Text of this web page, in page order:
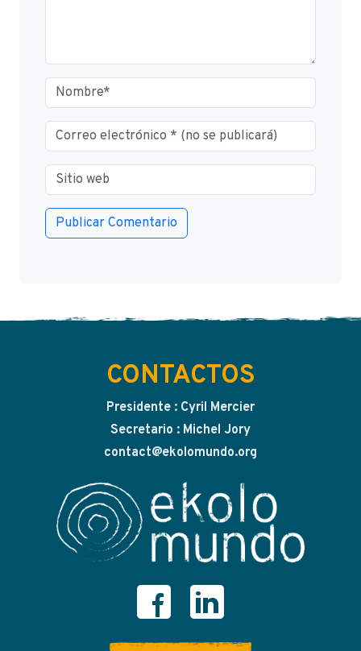
CONTACTOS
Presidente : Cyril Mercier
Secretario : Michel Jory
contact@ekolomundo.org